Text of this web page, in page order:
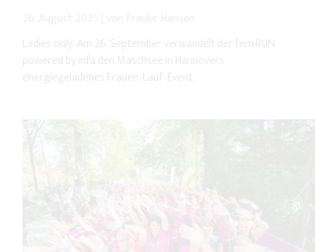
Ladies only: Am 26. September verwandelt der fem.RUN
powered by infa den Maschsee in Hannovers
energiegeladenes Frauen-Lauf-Event.